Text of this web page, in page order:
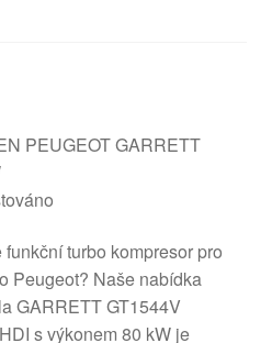
PEUGEOT GARRETT
turbo kompresor pro
Peugeot? Naše nabídka
GARRETT GT1544V
s výkonem 80 kW je